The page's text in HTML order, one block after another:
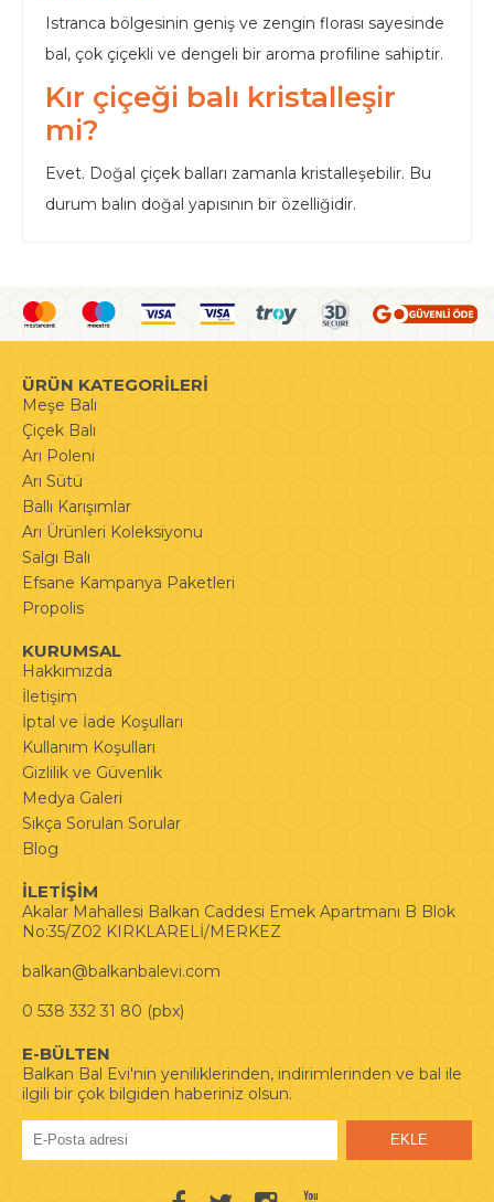
Istranca bölgesinin geniş ve zengin florası sayesinde
bal, çok çiçekli ve dengeli bir aroma profiline sahiptir.
Kır çiçeği balı kristalleşir
mi?
Evet. Doğal çiçek balları zamanla kristalleşebilir. Bu
durum balın doğal yapısının bir özelliğidir.
ÜRÜN KATEGORİLERİ
Meşe Balı
Çiçek Balı
Arı Poleni
Arı Sütü
Ballı Karışımlar
Arı Ürünleri Koleksiyonu
Salgı Balı
Efsane Kampanya Paketleri
Propolis
KURUMSAL
Hakkımızda
İletişim
İptal ve İade Koşulları
Kullanım Koşulları
Gizlilik ve Güvenlik
Medya Galeri
Sıkça Sorulan Sorular
Blog
İLETİŞİM
Akalar Mahallesi Balkan Caddesi Emek Apartmanı B Blok
No:35/Z02 KIRKLARELİ/MERKEZ
balkan@balkanbalevi.com
0 538 332 31 80 (pbx)
E-BÜLTEN
Balkan Bal Evi'nin yeniliklerinden, indirimlerinden ve bal ile
ilgili bir çok bilgiden haberiniz olsun.
EKLE